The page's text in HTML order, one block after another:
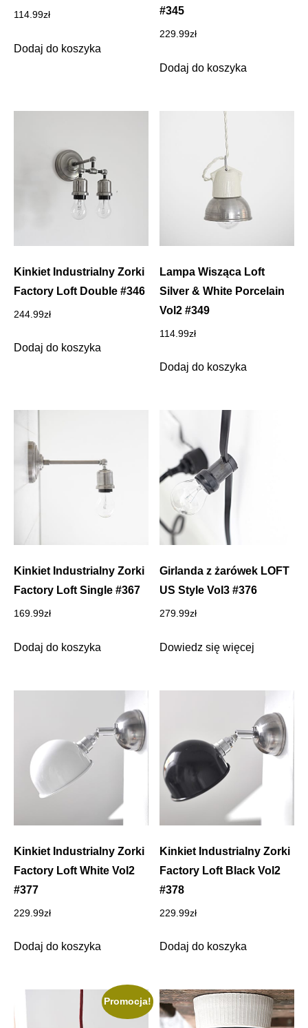
114.99zł
Dodaj do koszyka
#345
229.99zł
Dodaj do koszyka
Kinkiet Industrialny Zorki
Factory Loft Double #346
244.99zł
Dodaj do koszyka
Lampa Wisząca Loft
Silver & White Porcelain
Vol2 #349
114.99zł
Dodaj do koszyka
Kinkiet Industrialny Zorki
Factory Loft Single #367
169.99zł
Dodaj do koszyka
Girlanda z żarówek LOFT
US Style Vol3 #376
279.99zł
Dowiedz się więcej
Kinkiet Industrialny Zorki
Factory Loft White Vol2
#377
229.99zł
Dodaj do koszyka
Kinkiet Industrialny Zorki
Factory Loft Black Vol2
#378
229.99zł
Dodaj do koszyka
Promocja!